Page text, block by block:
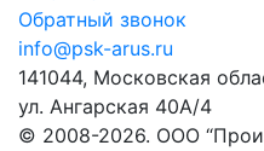
Обратный звонок
info@psk-arus.ru
141044, Московская
ул. Ангарская 40А/4
© 2008-2026. ООО